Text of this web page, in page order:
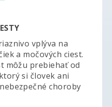
vplýva na
a močových ciest.
môžu prebiehať od
si človek ani
choroby